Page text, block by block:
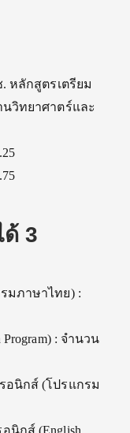
หลักสูตรเตรียม
นวิทยาศาตร์และ
ด้ 3
มภาษาไทย) :
: จำนวน
อนิกส์ (โปรแกรม
นิกส์ (English